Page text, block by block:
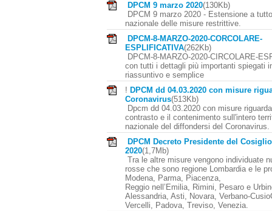
DPCM 9 marzo 2020(130Kb)
DPCM 9 marzo 2020 - Estensione a
nazionale delle misure restrittive.
DPCM-8-MARZO-2020-CORCOLARE-
ESPLIFICATIVA(262Kb)
DPCM-8-MARZO-2020-CIRCOLARE-
con tutti i dettagli più importanti spiegati
riassuntivo e semplice
! DPCM dd 04.03.2020 con misure
Coronavirus(513Kb)
Dpcm dd 04.03.2020 con misure
contrasto e il contenimento sull'intero
nazionale del diffondersi del Coronavirus.
DPCM Decreto Presidente del
2020(1,7Mb)
Tra le altre misure vengono individuate
rosse che sono regione Lombardia e le
Modena, Parma, Piacenza,
Reggio nell’Emilia, Rimini, Pesaro e
Alessandria, Asti, Novara, Verbano-
Vercelli, Padova, Treviso, Venezia.